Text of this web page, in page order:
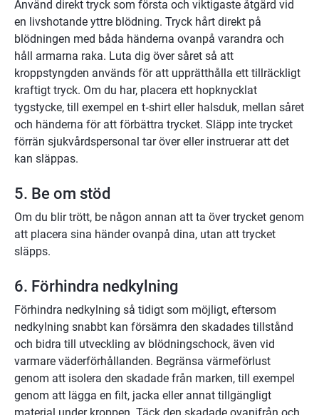
Använd direkt tryck som första och viktigaste åtgärd vid
en livshotande yttre blödning. Tryck hårt direkt på
blödningen med båda händerna ovanpå varandra och
håll armarna raka. Luta dig över såret så att
kroppstyngden används för att upprätthålla ett tillräckligt
kraftigt tryck. Om du har, placera ett hopknycklat
tygstycke, till exempel en t‑shirt eller halsduk, mellan såret
och händerna för att förbättra trycket. Släpp inte trycket
förrän sjukvårdspersonal tar över eller instruerar att det
kan släppas.
5. Be om stöd
Om du blir trött, be någon annan att ta över trycket genom
att placera sina händer ovanpå dina, utan att trycket
släpps.
6. Förhindra nedkylning
Förhindra nedkylning så tidigt som möjligt, eftersom
nedkylning snabbt kan försämra den skadades tillstånd
och bidra till utveckling av blödningschock, även vid
varmare väderförhållanden. Begränsa värmeförlust
genom att isolera den skadade från marken, till exempel
genom att lägga en filt, jacka eller annat tillgängligt